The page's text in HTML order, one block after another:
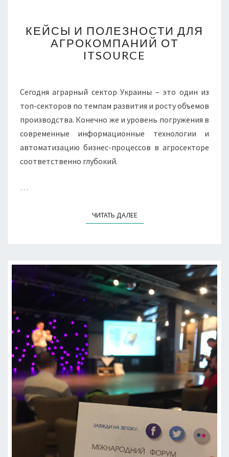
И
ПОЛЕЗНОСТИ
ДЛЯ
ITSOURCE
КЕЙСЫ И ПОЛЕЗНОСТИ ДЛЯ
АГРОКОМПАНИЙ ОТ
ITSOURCE
Сегодня аграрный сектор Украины – это один из
топ-секторов по темпам развития и росту объемов
производства. Конечно же и уровень погружения в
современные информационные технологии и
автоматизацию бизнес-процессов в агросекторе
соответственно глубокий.
…
ЧИТАТЬ ДАЛЕЕЧИТАТЬ ДАЛЕЕ